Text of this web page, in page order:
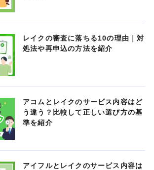
レイクの審査に落ちる10の理由｜対
処法や再申込の方法を紹介
アコムとレイクのサービス内容はど
う違う？比較して正しい選び方の基
準を紹介
アイフルとレイクのサービス内容は